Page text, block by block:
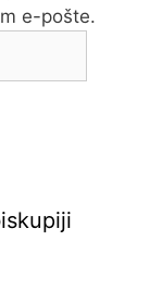
e-pošte.